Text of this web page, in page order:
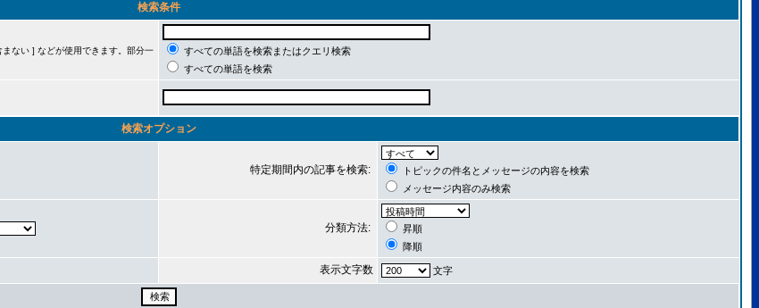
検索条件
ない ] などが使用できます。部分一
すべての単語を検索またはクエリ検索
すべての単語を検索
検索オプション
特定期間内の記事を検索:
トピックの件名とメッセージの内容を検索
メッセージ内容のみ検索
分類方法:
昇順
降順
表示文字数 文字